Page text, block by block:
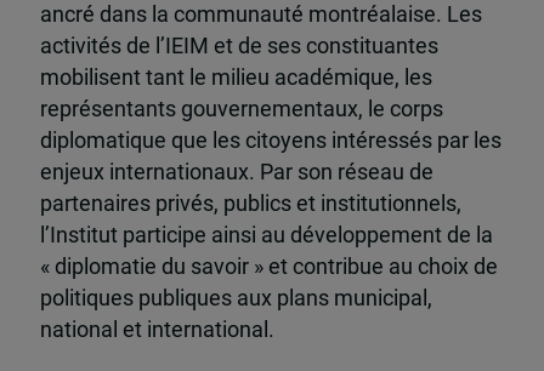
ancré dans la communauté montréalaise. Les
activités de l’IEIM et de ses constituantes
mobilisent tant le milieu académique, les
représentants gouvernementaux, le corps
diplomatique que les citoyens intéressés par les
enjeux internationaux. Par son réseau de
partenaires privés, publics et institutionnels,
l’Institut participe ainsi au développement de la
« diplomatie du savoir » et contribue au choix de
politiques publiques aux plans municipal,
national et international.